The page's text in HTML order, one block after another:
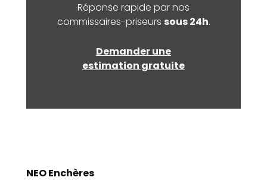
Réponse rapide par nos
commissaires-priseurs sous 24h.
Demander une
estimation gratuite
NEO Enchères